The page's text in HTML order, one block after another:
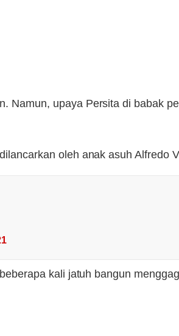
Namun, upaya Persita di babak
oleh anak asuh Alfredo
kali jatuh bangun